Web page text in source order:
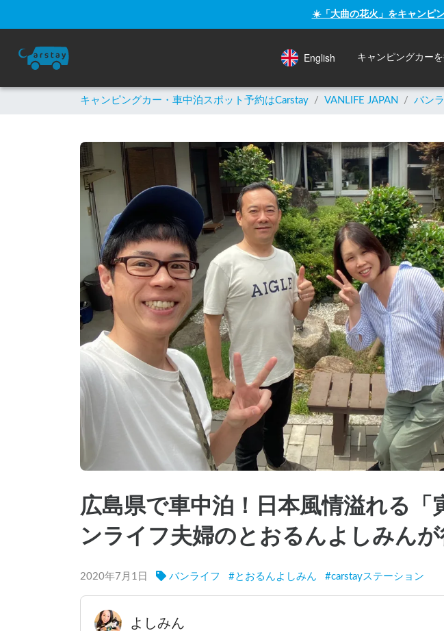
☀️「大曲の花火」をキャンピ
English キャンピングカー
キャンピングカー・車中泊スポット予約はCarstay / VANLIFE JAPAN / バン
広島県で車中泊！日本風情溢れる「
ンライフ夫婦のとおるんよしみん
2020年7月1日 バンライフ #とおるんよしみん #carstayステーション
よしみん